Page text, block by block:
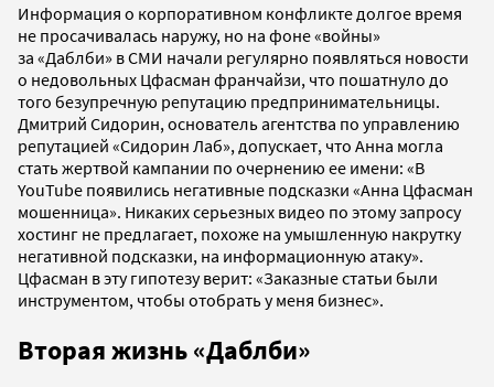
Информация о корпоративном конфликте долгое время
не просачивалась наружу, но на фоне«войны»
за «Даблби» в СМИ начали регулярно появляться новости
о недовольных Цфасман франчайзи, что пошатнуло до
того безупречную репутацию предпринимательницы.
Дмитрий Сидорин, основатель агентства по управлению
репутацией «Сидорин Лаб», допускает, что Анна могла
стать жертвой кампании по очернению ее имени: «В
YouTube появились негативные подсказки «Анна Цфасман
мошенница». Никаких серьезных видео по этому запросу
хостинг не предлагает, похоже на умышленную накрутку
негативной подсказки, на информационную атаку».
Цфасман в эту гипотезу верит: «Заказные статьи были
инструментом, чтобы отобрать у меня бизнес».
Вторая жизнь «Даблби»